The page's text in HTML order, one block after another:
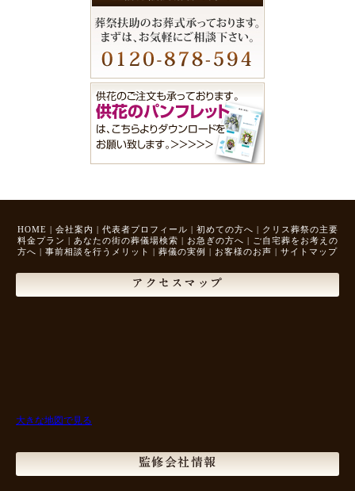
HOME | 会社案内 | 代表者プロフィール | 初めての方へ | クリス葬祭の主要
料金プラン | あなたの街の葬儀場検索 | お急ぎの方へ | ご自宅葬をお考えの
方へ | 事前相談を行うメリット | 葬儀の実例 | お客様のお声 | サイトマップ
アクセスマップ
大きな地図で見る
監修会社情報